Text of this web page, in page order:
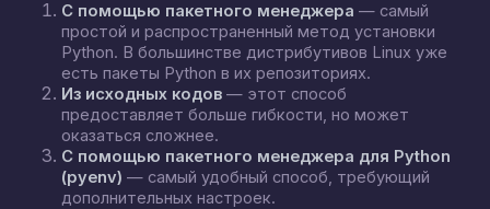
С помощью пакетного менеджера — самый
простой и распространенный метод установки
Python. В большинстве дистрибутивов Linux уже
есть пакеты Python в их репозиториях.
Из исходных кодов — этот способ
предоставляет больше гибкости, но может
оказаться сложнее.
С помощью пакетного менеджера для Python
(pyenv) — самый удобный способ, требующий
дополнительных настроек.